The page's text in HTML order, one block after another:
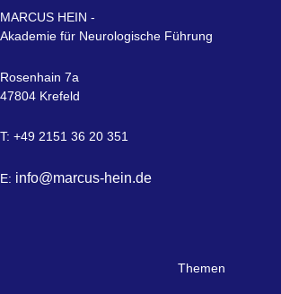
MARCUS HEIN -
Akademie für Neurologische Führung
Rosenhain 7a
47804 Krefeld
T: +49 2151 36 20 351
E: info@marcus-hein.de
Themen